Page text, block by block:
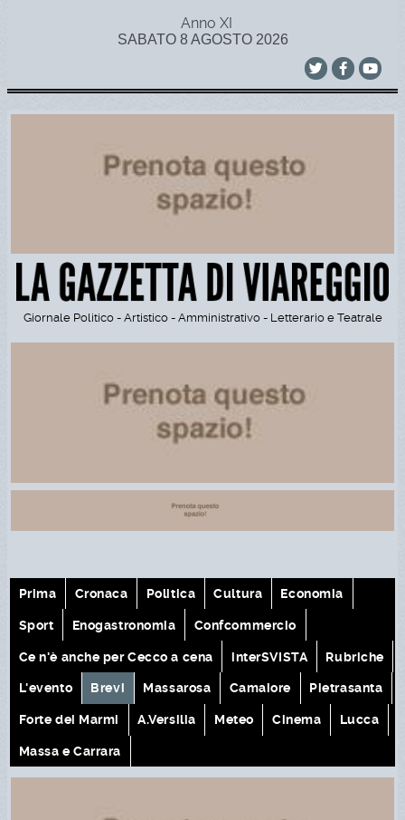
Anno XI
SABATO 8 AGOSTO 2026
Giornale Politico - Artistico - Amministrativo - Letterario e Teatrale
Prima Cronaca Politica Cultura Economia
Sport Enogastronomia Confcommercio
Ce n'è anche per Cecco a cena interSVISTA Rubriche
L'evento Brevi Massarosa Camaiore Pietrasanta
Forte dei Marmi A.Versilia Meteo Cinema Lucca
Massa e Carrara